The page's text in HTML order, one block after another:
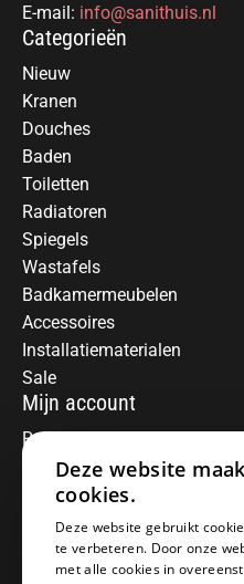
E-mail: info@sanithuis.nl
Categorieën
Nieuw
Kranen
Douches
Baden
Toiletten
Radiatoren
Spiegels
Wastafels
Badkamermeubelen
Accessoires
Installatiematerialen
Sale
Mijn account
Registreren
Mijn bestellingen
Informatie
Over ons
Algemene voorwaarden
Deze website
cookies.
Deze website gebruikt
te verbeteren. Door onze
met alle cookies in